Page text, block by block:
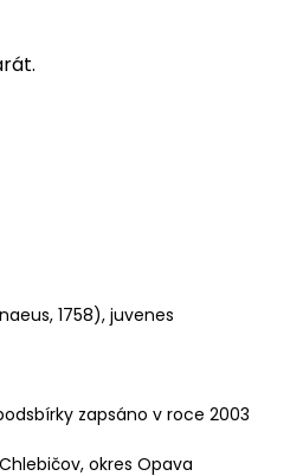
1758), juvenes
zapsáno v roce 2003
okres Opava